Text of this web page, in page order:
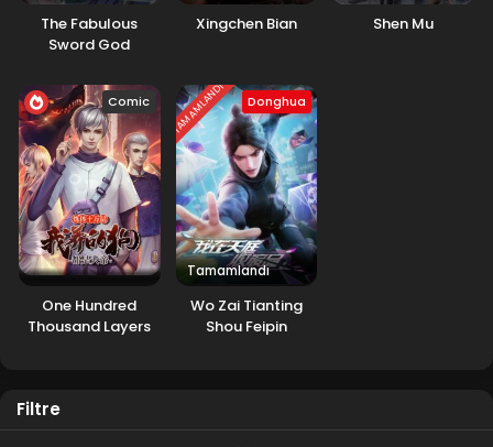
The Fabulous
Sword God
Xingchen Bian Shen Mu
Comic
One Hundred
Thousand Layers
TAMAMLANDI Donghua
Tamamlandı
Wo Zai Tianting
Shou Feipin
Filtre